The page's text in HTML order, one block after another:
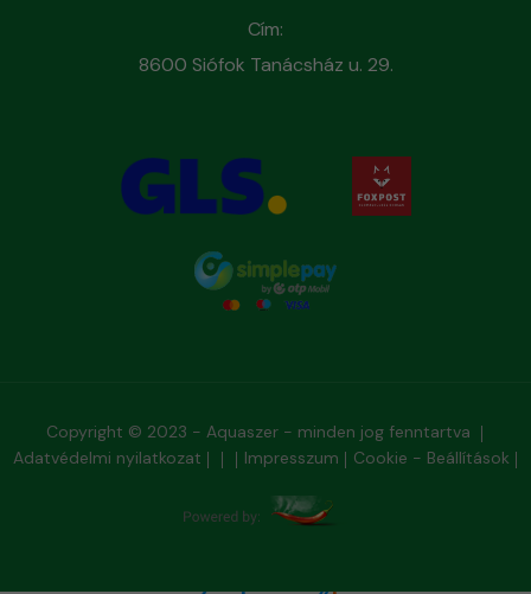
Cím:
8600 Siófok Tanácsház u. 29.
Copyright © 2023 - Aquaszer - minden jog fenntartva
Adatvédelmi nyilatkozat
Impresszum Cookie - Beállítások